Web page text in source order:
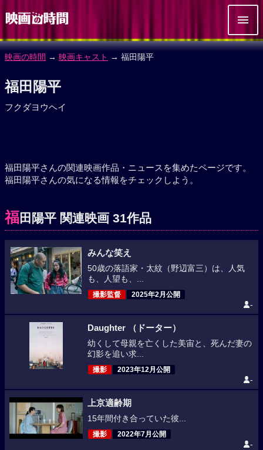
映画の時間 → 映画キャスト → 福田陽平
福田陽平
フクダヨウヘイ
福田陽平さんの関連映画作品・ニュースを集めたページです。
福田陽平さんの気になる情報をチェックしよう。
福田陽平 関連映画 31作品
みんな笑え
50歳の落語家・太紋（野辺富三）は、人気
も、人望も、...
撮影監督 2025年2月公開
-
Daughter （ドーター）
幼くして母親を亡くした美宙と、死んだ妻の
幻影を追い求...
撮影 2023年12月公開
-
上京適齢期
15年間付き合っていた彼...
撮影 2022年7月公開
-